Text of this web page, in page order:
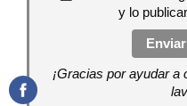
y lo
¡Gracias por ayudar a